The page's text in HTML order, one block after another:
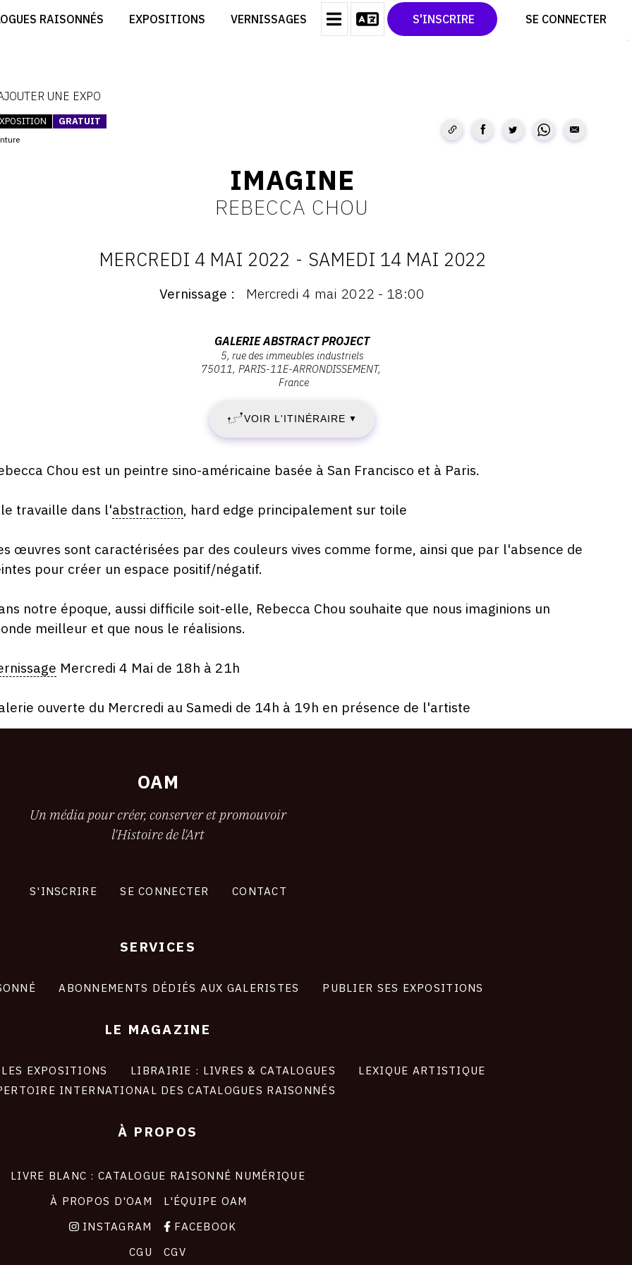
RAISONNÉS EXPOSITIONS VERNISSAGES S'INSCRIRE SE CONNECTER
CRÉER SON CATALOGUE D'EXPO
CONTACT
CGU
TWITTER
PINTEREST
UNE EXPO
GRATUIT
IMAGINE
REBECCA CHOU
DATES
MERCREDI
4
MAI
2022
-
SAMEDI
14
2022
MERCREDI 4 MAI 2022 - SAMEDI 14 MAI 2022
Vernissage Mercredi 4 mai 2022 - 18:00
des
Industriels,
75011
11E-
ARRONDISSEMENT
GALERIE ABSTRACT PROJECT
5, rue des immeubles industriels
75011 PARIS-11E-ARRONDISSEMENT
France
VOIR L'ITINÉRAIRE ▼
Chou est un peintre sino-américaine basée à San Francisco et à Paris.
travaille dans l'abstraction, hard edge principalement sur toile
œuvres sont caractérisées par des couleurs vives comme forme, ainsi que par l'absence de
pour créer un espace positif/négatif.
notre époque, aussi difficile soit-elle, Rebecca Chou souhaite que nous imaginions un
meilleur et que nous le réalisions.
Mercredi 4 Mai de 18h à 21h
ouverte du Mercredi au Samedi de 14h à 19h en présence de l'artiste
OAM
Un média pour créer, conserver et promouvoir
l'Histoire de l'Art
S'INSCRIRE SE CONNECTER CONTACT
SERVICES
ABONNEMENTS DÉDIÉS AUX GALERISTES PUBLIER SES EXPOSITIONS
LE MAGAZINE
LES EXPOSITIONS LIBRAIRIE : LIVRES & CATALOGUES
LEXIQUE ARTISTIQUE
INTERNATIONAL DES CATALOGUES RAISONNÉS
À PROPOS
LIVRE BLANC : CATALOGUE RAISONNÉ NUMÉRIQUE
À PROPOS D'OAM
L'ÉQUIPE OAM
INSTAGRAM
FACEBOOK
CGU
CGV